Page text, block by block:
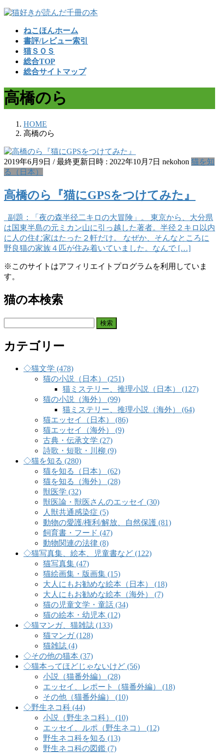
コ
ッ
プ
ナ
移
動
ねこほんホーム
書評/レビュー索引
猫ＳＯＳ
総合TOP
総合サイトマップ
高橋のら
HOME
高橋のら
2019年6月9日 / 最終更新日時 : 2022年10月7日 nekohon 猫を知
る（日本）
高橋のら『猫にGPSをつけてみた』
副題：「夜の森半径二キロの大冒険」。 東京から、大分県
は国東半島の元ミカン山に引っ越した著者。半径２キロ以内
に人の住む家はたった２軒だけ。 なぜか、そんなところに
野良猫の家族４匹が住み着いていました。なんで […]
※このサイトはアフィリエイトプログラムを利用していま
す。
猫の本検索
カテゴリー
◇猫文学 (478)
猫の小説（日本） (251)
猫ミステリー、推理小説（日本） (127)
猫の小説（海外） (99)
猫ミステリー、推理小説（海外） (64)
猫エッセイ（日本） (86)
猫エッセイ（海外） (9)
古典・伝承文学 (27)
詩歌・短歌・川柳 (9)
◇猫を知る (280)
猫を知る（日本） (62)
猫を知る（海外） (28)
獣医学 (32)
獣医論・獣医さんのエッセイ (30)
人獣共通感染症 (5)
動物の愛護/権利/解放、自然保護 (81)
飼育書・フード (47)
動物関連の法律 (8)
◇猫写真集、絵本、児童書など (122)
猫写真集 (47)
猫絵画集・版画集 (15)
大人にもお勧めな絵本（日本） (18)
大人にもお勧めな絵本（海外） (7)
猫の児童文学・童話 (34)
猫の絵本・幼児本 (12)
◇猫マンガ、猫雑誌 (133)
猫マンガ (128)
猫雑誌 (4)
◇その他の猫本 (37)
◇猫本ってほどじゃないけど (56)
小説（猫番外編） (28)
エッセイ、レポート（猫番外編） (18)
その他（猫番外編） (10)
◇野生ネコ科 (44)
小説（野生ネコ科） (10)
エッセイ、ルポ（野生ネコ） (12)
野生ネコ科を知る (13)
野生ネコ科の図鑑 (7)